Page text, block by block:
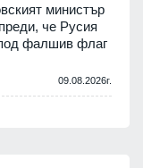
министър
че Русия
фалшив флаг
09.08.2026г.